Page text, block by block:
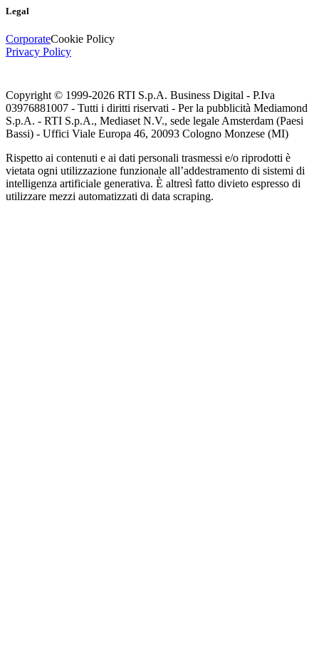
Legal
CorporateCookie Policy
Privacy Policy
Copyright © 1999-2026 RTI S.p.A. Business Digital - P.Iva
03976881007 - Tutti i diritti riservati - Per la pubblicità Mediamond
S.p.A. - RTI S.p.A., Mediaset N.V., sede legale Amsterdam (Paesi
Bassi) - Uffici Viale Europa 46, 20093 Cologno Monzese (MI)
Rispetto ai contenuti e ai dati personali trasmessi e/o riprodotti è
vietata ogni utilizzazione funzionale all’addestramento di sistemi di
intelligenza artificiale generativa. È altresì fatto divieto espresso di
utilizzare mezzi automatizzati di data scraping.